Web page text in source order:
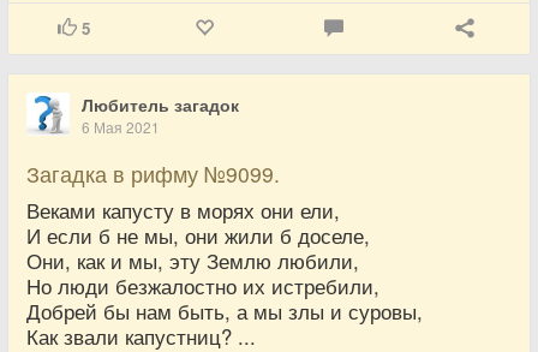
5
Любитель загадок
6 Мая 2021
Загадка в рифму №9099.
Веками капусту в морях они ели,
И если б не мы, они жили б доселе,
Они, как и мы, эту Землю любили,
Но люди безжалостно их истребили,
Добрей бы нам быть, а мы злы и суровы,
Как звали капустниц? ...